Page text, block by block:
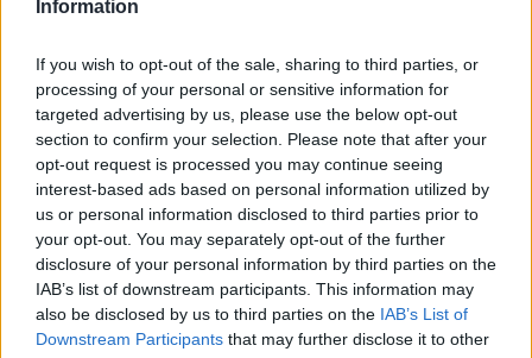
Information
If you wish to opt-out of the sale, sharing to third parties, or
processing of your personal or sensitive information for
targeted advertising by us, please use the below opt-out
section to confirm your selection. Please note that after your
opt-out request is processed you may continue seeing
interest-based ads based on personal information utilized by
us or personal information disclosed to third parties prior to
your opt-out. You may separately opt-out of the further
disclosure of your personal information by third parties on the
IAB’s list of downstream participants. This information may
also be disclosed by us to third parties on the IAB’s List of
Downstream Participants that may further disclose it to other
2026. augusztus 07., péntek
Viharok hozhatnak felfrissülést a
székelyföldi megyékben